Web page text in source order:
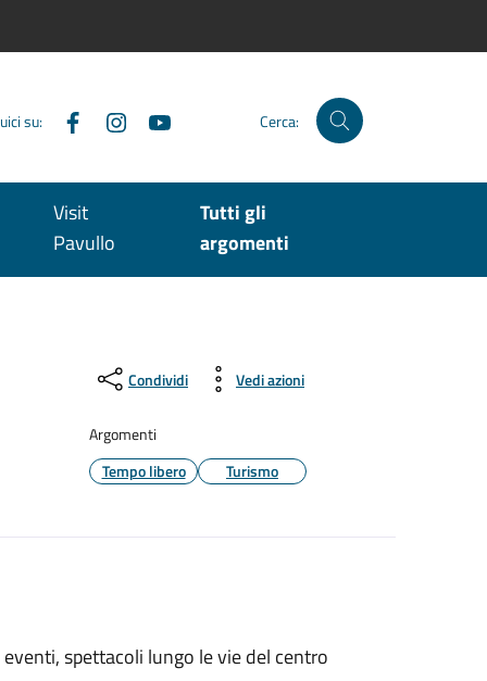
su: FacebookInstagram Cerca:
Visit
Pavullo
Tutti gli
argomenti
Condividi Vedi azioni
Argomenti
Tempo libero
Turismo
spettacoli lungo le vie del centro